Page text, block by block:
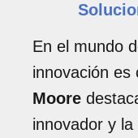
En el mundo
innovación es
Moore
innovador y